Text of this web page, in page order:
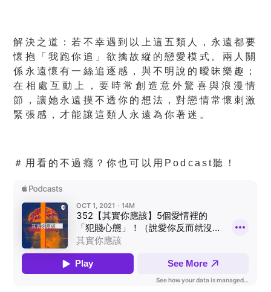
解決之道： 若不幸遇到以上這五類人，永遠都要
懷抱「我跑你追」欲擒故縱的戀愛模式。兩人關
係永遠懷有一絲追逐感，與不明說的曖昧樂趣；
在相處互動上，要時常創造意外驚喜與浪漫情
節，讓她永遠摸不透你的想法，對戀情常懷刺激
緊張感，才能讓這類人永遠為你著迷。
＃用看的不過癮？你也可以用Podcast聽！